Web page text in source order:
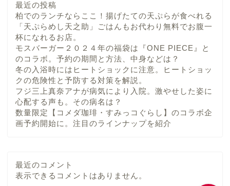
最近の投稿
柏でのランチならここ！揚げたての天ぷらが食べれる
「天ぷらめし天之助」ごはんもお代わり無料でお腹一
杯になれるお店。
モスバーガー２０２４年の福袋は『ONE PIECE』と
のコラボ。予約の期間と方法、中身などは？
冬の入浴時にはヒートショックに注意。ヒートショッ
クの危険性と予防する対策を解説。
フジ三上真奈アナが病気により入院。激やせした姿に
心配する声も。その病名は？
数量限定【コメダ珈琲・すみっコぐらし】のコラボ企
画予約開始に。注目のラインナップを紹介
最近のコメント
表示できるコメントはありません。
ホーム
プロフィール
目次